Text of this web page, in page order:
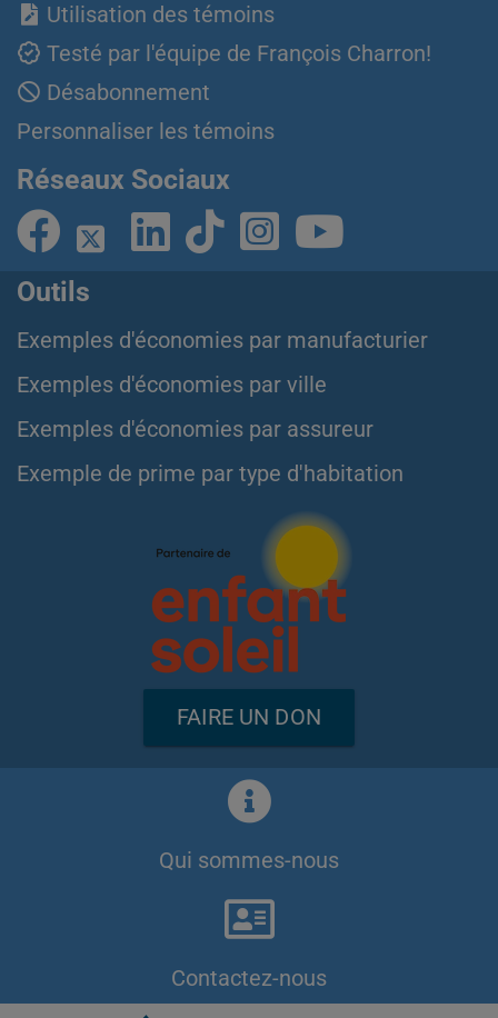
Utilisation des témoins
Testé par l'équipe de François Charron!
Désabonnement
Personnaliser les témoins
Réseaux Sociaux
Outils
Exemples d'économies par manufacturier
Exemples d'économies par ville
Exemples d'économies par assureur
Exemple de prime par type d'habitation
FAIRE UN DON
Qui sommes-nous
Contactez-nous